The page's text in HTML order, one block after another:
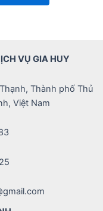
VỤ GIA HUY
Thành phố Thủ
Việt Nam